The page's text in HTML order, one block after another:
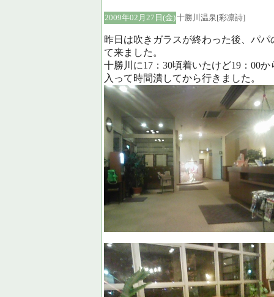
2009年02月27日(金)十勝川温泉[彩凛詩]
昨日は吹きガラスが終わった後、パ
て来ました。
十勝川に17：30頃着いたけど19：00
入って時間潰してから行きました。